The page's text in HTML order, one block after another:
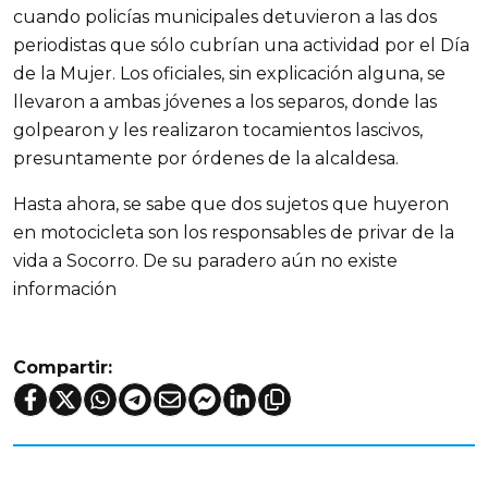
cuando policías municipales detuvieron a las dos
periodistas que sólo cubrían una actividad por el Día
de la Mujer. Los oficiales, sin explicación alguna, se
llevaron a ambas jóvenes a los separos, donde las
golpearon y les realizaron tocamientos lascivos,
presuntamente por órdenes de la alcaldesa.
Hasta ahora, se sabe que dos sujetos que huyeron
en motocicleta son los responsables de privar de la
vida a Socorro. De su paradero aún no existe
información
Compartir: